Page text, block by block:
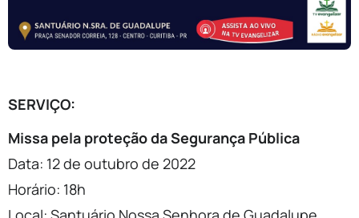
SERVIÇO:
Missa pela proteção da Segurança Pública
Data: 12 de outubro de 2022
Horário: 18h